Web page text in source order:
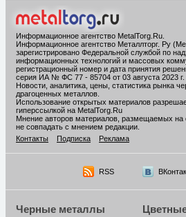
Информационное агентство MetalTorg.Ru
Информационное агентство Металлторг. Ру
зарегистрировано Федеральной службой по
информационных технологий и массовых
регистрационный номер и дата принятия
серия ИА № ФС 77 - 85704 от 03 августа 2023 г.
Новости, аналитика, цены, статистика рынка
драгоценных металлов.
Использование открытых материалов
гиперссылкой на MetalTorg.Ru
Мнение авторов материалов, размещаемых на
не совпадать с мнением редакции.
Контакты
Подписка Реклама
RSS
Черные металлы